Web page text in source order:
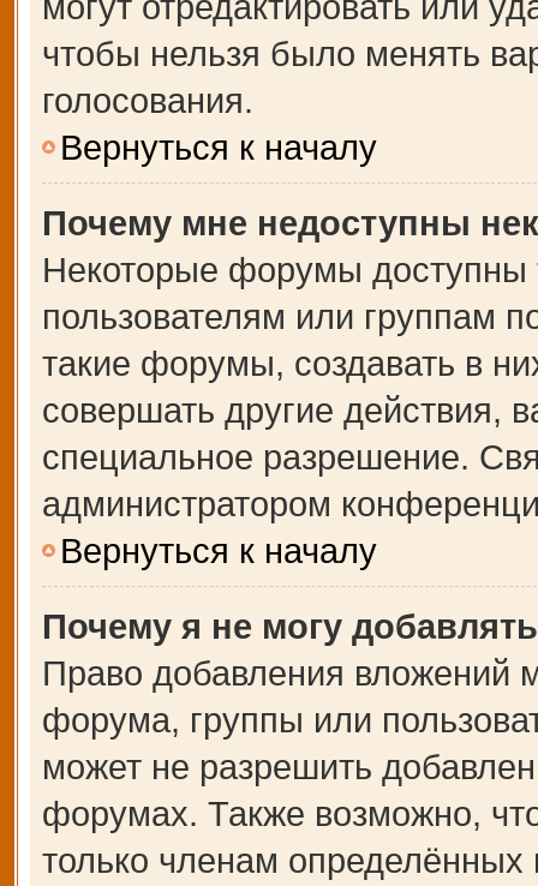
чтобы нельзя было менять
голосования.
Вернуться к началу
Почему мне недоступны
Некоторые форумы доступны
пользователям или группам
такие форумы, создавать в
совершать другие действия,
специальное разрешение.
администратором
Вернуться к началу
Почему я не могу
Право добавления вложений
форума, группы или
может не разрешить
форумах. Также возможно,
только членам